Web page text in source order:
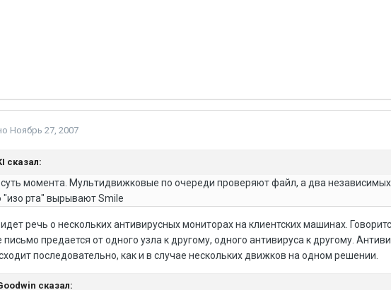
Ноябрь 27, 2007
сказал:
суть момента. Мультидвижковые по очереди проверяют файл, а два независимых
"изо рта" вырывают Smile
идет речь о нескольких антивирусных мониторах на клиентских машинах.
письмо предается от одного узла к другому, одного антивируса к другому.
последовательно, как и в случае нескольких движков на одном решении.
сказал: